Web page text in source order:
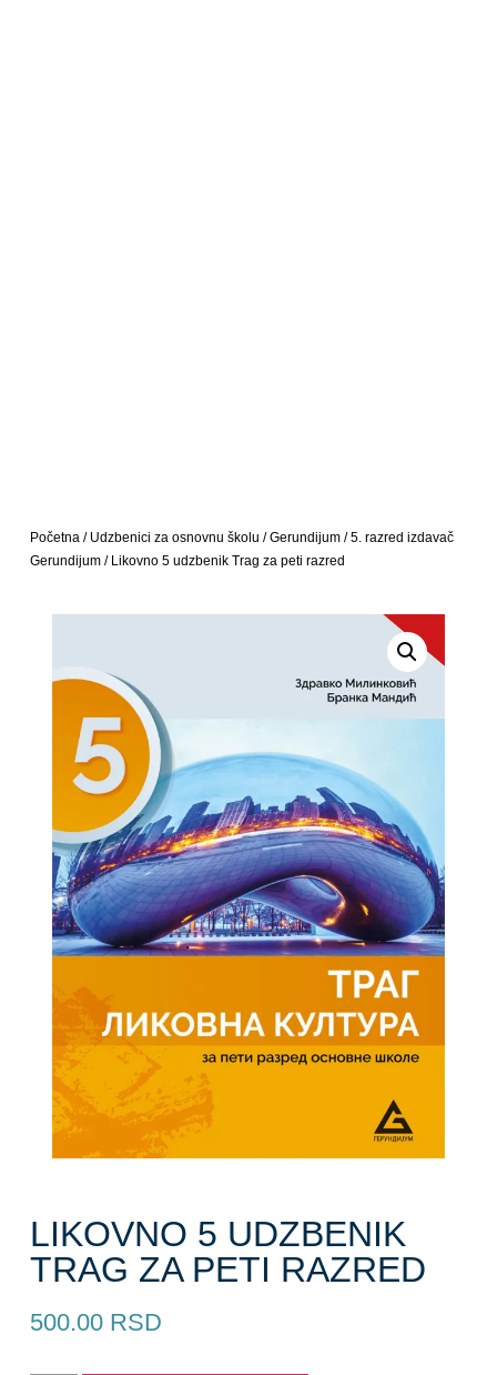
Početna / Udzbenici za osnovnu školu /Gerundijum/5. razred izdavač
Gerundijum/ Likovno 5 udzbenik Trag za peti razred
LIKOVNO 5 UDZBENIK
TRAG ZA PETI RAZRED
500.00 RSD